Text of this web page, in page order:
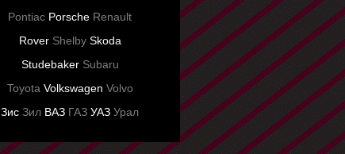
Pontiac Porsche Renault
Rover Shelby Skoda
Studebaker Subaru
Toyota Volkswagen Volvo
Зис Зил ВАЗ ГАЗ УАЗ Урал